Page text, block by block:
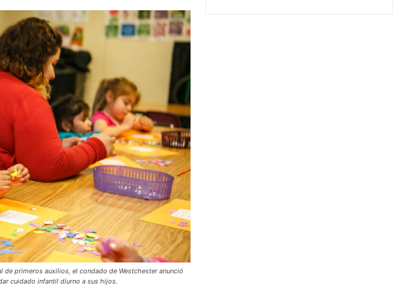
primeros auxilios, el condado de Westchester anunció
cuidado infantil diurno a sus hijos.